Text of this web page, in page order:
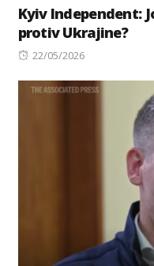
Kyiv Independent:
protiv Ukrajine?
Posted
22/05/2026